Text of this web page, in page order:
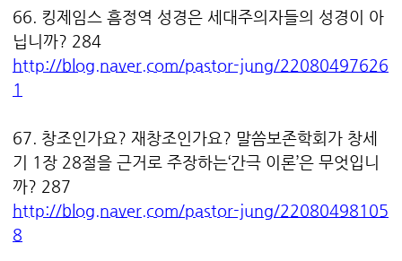
66. 킹제임스 흠정역 성경은 세대주의자들의 성경이 아
닙니까? 284
http://blog.naver.com/pastor-jung/22080497626
1
67. 창조인가요? 재창조인가요? 말씀보존학회가 창세
기 1장 28절을 근거로 주장하는‘간극 이론’은 무엇입니
까? 287
http://blog.naver.com/pastor-jung/22080498105
8